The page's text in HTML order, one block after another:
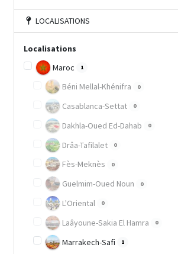
LOCALISATIONS
Localisations
Maroc
1
Béni Mellal-Khénifra 0
Casablanca-Settat 0
Dakhla-Oued Ed-Dahab 0
Drâa-Tafilalet 0
Fès-Meknès 0
Guelmim-Oued Noun 0
L'Oriental 0
Laâyoune-Sakia El Hamra 0
Marrakech-Safi 1